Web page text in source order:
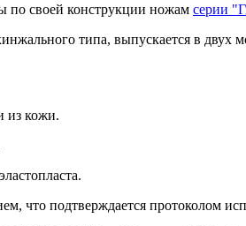
по своей конструкции ножам серии
типа, выпускается в двух
из кожи.
что подтверждается протоколом